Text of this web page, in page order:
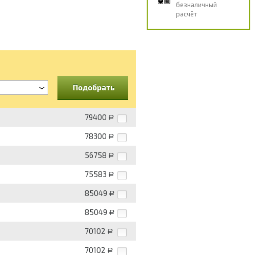
безналичный
расчёт
Подобрать
79400 Р
78300 Р
56758 Р
75583 Р
85049 Р
85049 Р
70102 Р
70102 Р